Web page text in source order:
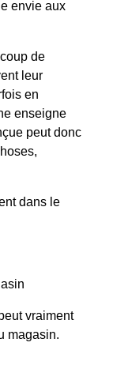
envie aux
de
leur
en
enseigne
peut donc
dans le
vraiment
magasin.